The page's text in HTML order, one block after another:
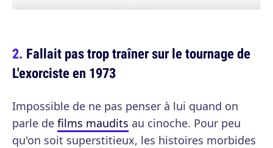
Fallait pas trop traîner sur le tournage de
L'exorciste en 1973
Impossible de ne pas penser à lui quand on
parle de films maudits au cinoche. Pour peu
qu'on soit superstitieux, les histoires morbides